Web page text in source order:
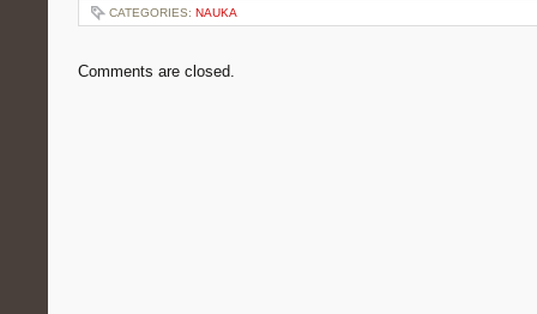
CATEGORIES: NAUKA
Comments are closed.